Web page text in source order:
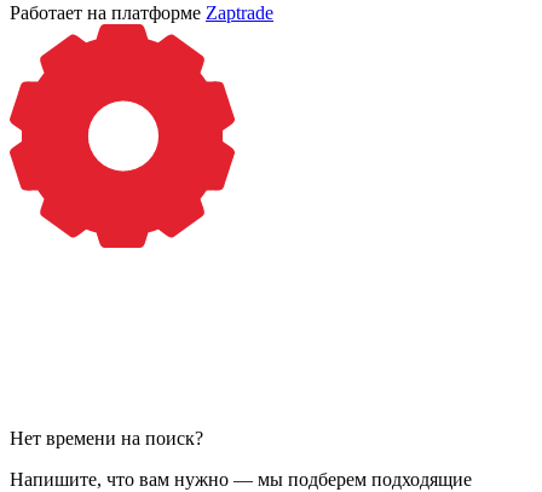
Работает на платформе Zaptrade
Нет времени на поиск?
Напишите, что вам нужно — мы подберем подходящие